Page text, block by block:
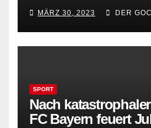
MÄRZ 30, 2023 DER
SPORT
Nach
FC Bayern feuert